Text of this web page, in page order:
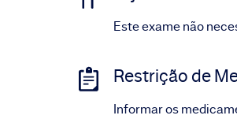
Este exame não
Restrição de
Informar os